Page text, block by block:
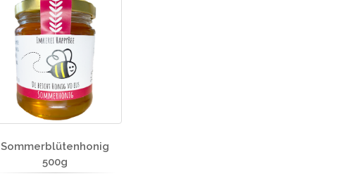
Sommerblütenhonig
500g